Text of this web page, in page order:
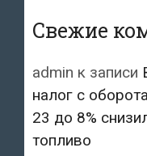
Свежие
admin к записи
налог с
23 до 8%
топливо